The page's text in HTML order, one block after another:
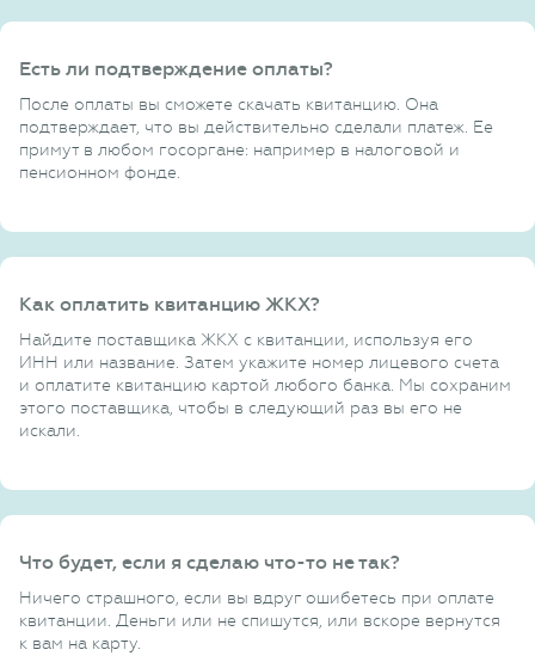
Есть ли подтверждение оплаты?
После оплаты вы сможете скачать квитанцию. Она
подтверждает, что вы действительно сделали платеж. Ее
примут в любом госоргане: например в налоговой и
пенсионном фонде.
Как оплатить квитанцию ЖКХ?
Найдите поставщика ЖКХ с квитанции, используя его
ИНН или название. Затем укажите номер лицевого счета
и оплатите квитанцию картой любого банка. Мы сохраним
этого поставщика, чтобы в следующий раз вы его не
искали.
Что будет, если я сделаю что-то не так?
Ничего страшного, если вы вдруг ошибетесь при оплате
квитанции. Деньги или не спишутся, или вскоре вернутся
к вам на карту.